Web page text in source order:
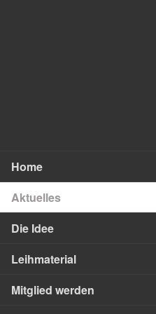
Home
Aktuelles
Die Idee
Leihmaterial
Mitglied werden